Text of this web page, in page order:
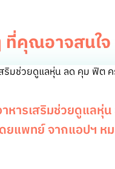
ที่คุณอาจสนใจ
หารเสริมช่วยดูแลหุ่
ยแพทย์ จากแอปฯ ห